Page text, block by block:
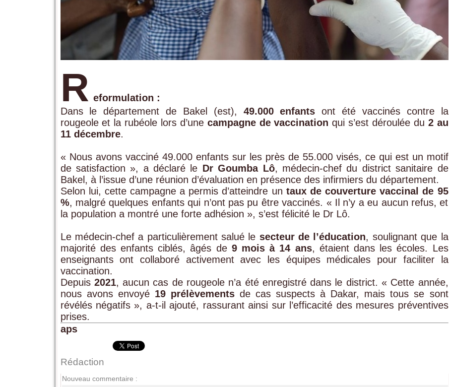
R eformulation :
Dans le département de Bakel (est), 49.000 enfants ont été vaccinés contre la
rougeole et la rubéole lors d’une campagne de vaccination qui s’est déroulée du 2 au
11 décembre.
« Nous avons vacciné 49.000 enfants sur les près de 55.000 visés, ce qui est un motif
de satisfaction », a déclaré le Dr Goumba Lô, médecin-chef du district sanitaire de
Bakel, à l’issue d’une réunion d’évaluation en présence des infirmiers du département.
Selon lui, cette campagne a permis d’atteindre un taux de couverture vaccinal de 95
%, malgré quelques enfants qui n’ont pas pu être vaccinés. « Il n’y a eu aucun refus, et
la population a montré une forte adhésion », s’est félicité le Dr Lô.
Le médecin-chef a particulièrement salué le secteur de l’éducation, soulignant que la
majorité des enfants ciblés, âgés de 9 mois à 14 ans, étaient dans les écoles. Les
enseignants ont collaboré activement avec les équipes médicales pour faciliter la
vaccination.
Depuis 2021, aucun cas de rougeole n’a été enregistré dans le district. « Cette année,
nous avons envoyé 19 prélèvementsde cas suspects à Dakar, mais tous se sont
révélés négatifs », a-t-il ajouté, rassurant ainsi sur l’efficacité des mesures préventives
prises.
aps
Rédaction
Nouveau commentaire :